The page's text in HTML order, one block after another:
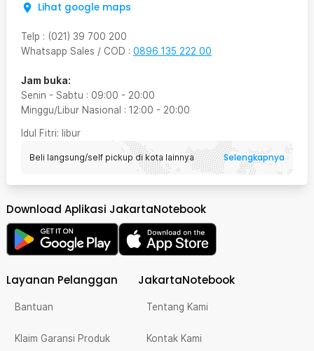
Lihat google maps
Telp : (021) 39 700 200
Whatsapp Sales / COD : 0896 135 222 00
Jam buka:
Senin - Sabtu : 09:00 - 20:00
Minggu/Libur Nasional : 12:00 - 20:00
Idul Fitri: libur
Beli langsung/self pickup di kota lainnya Selengkapnya
Download Aplikasi JakartaNotebook
Layanan Pelanggan
Bantuan
Klaim Garansi Produk
JakartaNotebook
Tentang Kami
Kontak Kami